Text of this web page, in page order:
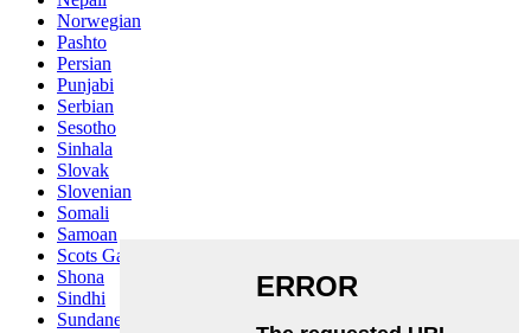
Norwegian
Pashto
Persian
Punjabi
Serbian
Sesotho
Sinhala
Slovak
Slovenian
Somali
Samoan
Scots Gaelic
Shona
Sindhi
Sundanese